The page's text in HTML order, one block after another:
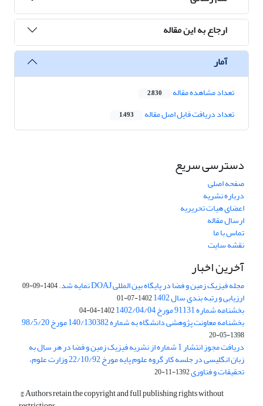
ارجاع به این مقاله
آمار
تعداد مشاهده مقاله 2,830
تعداد دریافت فایل اصل مقاله 1,493
دسترسی سریع
صفحه اصلی
درباره نشریه
اعضای هیات تحریریه
ارسال مقاله
تماس با ما
نقشه سایت
آخرین اخبار
مجله فیزیک زمین و فضا در پایگاه بین المللی DOAJ نمایه شد. 1404-09-09
ارزیابی و رتبه بندی سال 1402 1402-07-01
بخشنامه شماره 91131 مورخ 1402/04/04 1402-04-04
بخشنامه معاونت پژوهشی دانشگاه به شماره 140/130382 مورخ 98/5/20
1398-05-20
دریافت مجوز انتشار 1 شماره از نشریه فیزیک زمین و فضا در هر سال به
زبان انگلیسی در جلسه کار گروه علوم پایه مورخ 22/10/92 وزارت علوم،
تحقیقات و فناوری1392-11-20
© Authors retain the copyright and full publishing rights without